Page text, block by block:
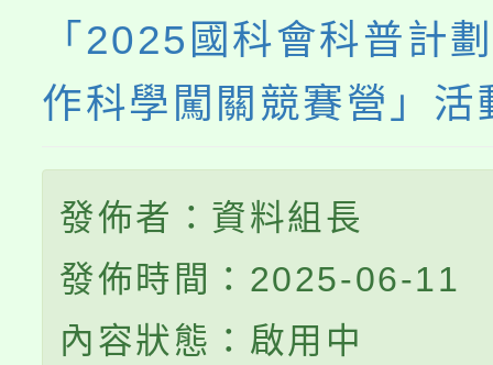
「2025國科會科普計
作科學闖關競賽營」活
發佈者：資料組長
發佈時間：2025-06-11
內容狀態：啟用中